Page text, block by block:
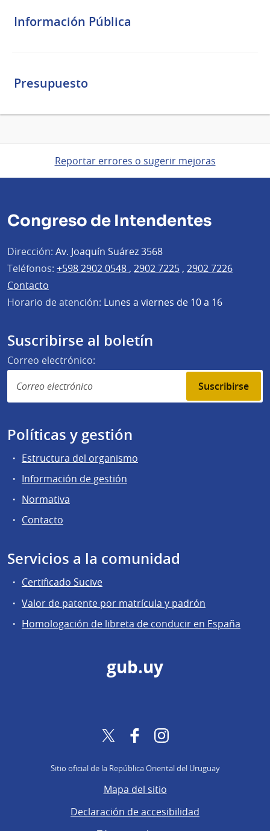
Información Pública
Presupuesto
Reportar errores o sugerir mejoras
Congreso de Intendentes
Dirección: Av. Joaquín Suárez 3568
Teléfonos: +598 2902 0548 , 2902 7225 , 2902 7226
Contacto
Horario de atención: Lunes a viernes de 10 a 16
Suscribirse al boletín
Correo electrónico:
Suscribirse
Políticas y gestión
Estructura del organismo
Información de gestión
Normativa
Contacto
Servicios a la comunidad
Certificado Sucive
Valor de patente por matrícula y padrón
Homologación de libreta de conducir en España
gub.uy
Twitter FacebookInstagram
Sitio oficial de la República Oriental del Uruguay
Mapa del sitio
Declaración de accesibilidad